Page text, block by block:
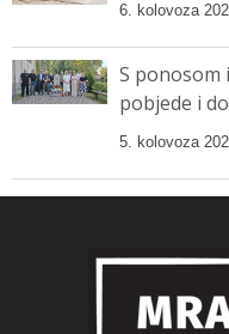
6. kolovoza
S ponosom
pobjede i
5. kolovoza